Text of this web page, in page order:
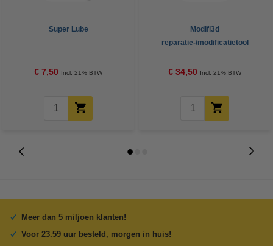
Super Lube
€ 7,50 Incl. 21% BTW
Modifi3d
reparatie-/modificatietool
€ 34,50 Incl. 21% BTW
Meer dan 5 miljoen klanten!
Voor 23.59 uur besteld, morgen in huis!